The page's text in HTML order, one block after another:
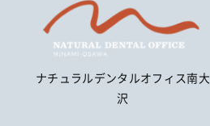
ナチュラルデンタルオフィス南大
沢